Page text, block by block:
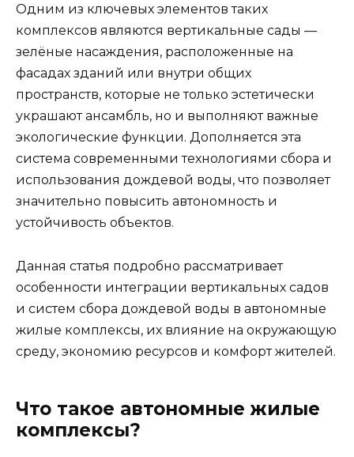
Одним из ключевых элементов таких
комплексов являются вертикальные сады —
зелёные насаждения, расположенные на
фасадах зданий или внутри общих
пространств, которые не только эстетически
украшают ансамбль, но и выполняют важные
экологические функции. Дополняется эта
система современными технологиями сбора и
использования дождевой воды, что позволяет
значительно повысить автономность и
устойчивость объектов.
Данная статья подробно рассматривает
особенности интеграции вертикальных садов
и систем сбора дождевой воды в автономные
жилые комплексы, их влияние на окружающую
среду, экономию ресурсов и комфорт жителей.
Что такое автономные жилые
комплексы?